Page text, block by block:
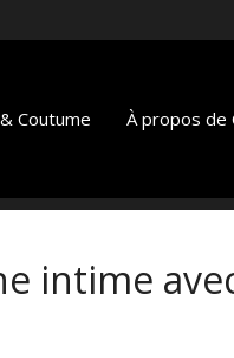
Coutume À propos de
intime